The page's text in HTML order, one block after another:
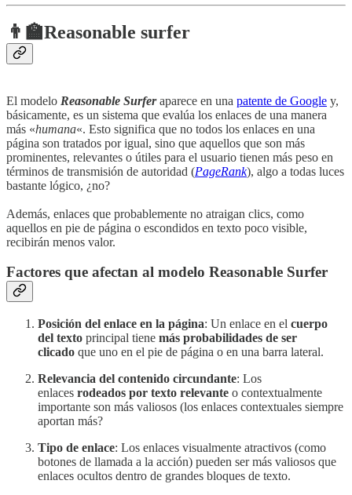
👨‍🏫Reasonable surfer
El modelo Reasonable Surferaparece en una patente de Google y,
básicamente, es un sistema que evalúa los enlaces de una manera
más «humana«. Esto significa que no todos los enlaces en una
página son tratados por igual, sino que aquellos que son más
prominentes, relevantes o útiles para el usuario tienen más peso en
términos de transmisión de autoridad (PageRank), algo a todas luces
bastante lógico, ¿no?
Además, enlaces que probablemente no atraigan clics, como
aquellos en pie de página o escondidos en texto poco visible,
recibirán menos valor.
Factores que afectan al modelo Reasonable Surfer
Posición del enlace en la página: Un enlace en el cuerpo
del texto principal tiene más probabilidades de ser
clicado que uno en el pie de página o en una barra lateral.
Relevancia del contenido circundante: Los
enlaces rodeados por texto relevante o contextualmente
importante son más valiosos (los enlaces contextuales siempre
aportan más?
Tipo de enlace: Los enlaces visualmente atractivos (como
botones de llamada a la acción) pueden ser más valiosos que
enlaces ocultos dentro de grandes bloques de texto.